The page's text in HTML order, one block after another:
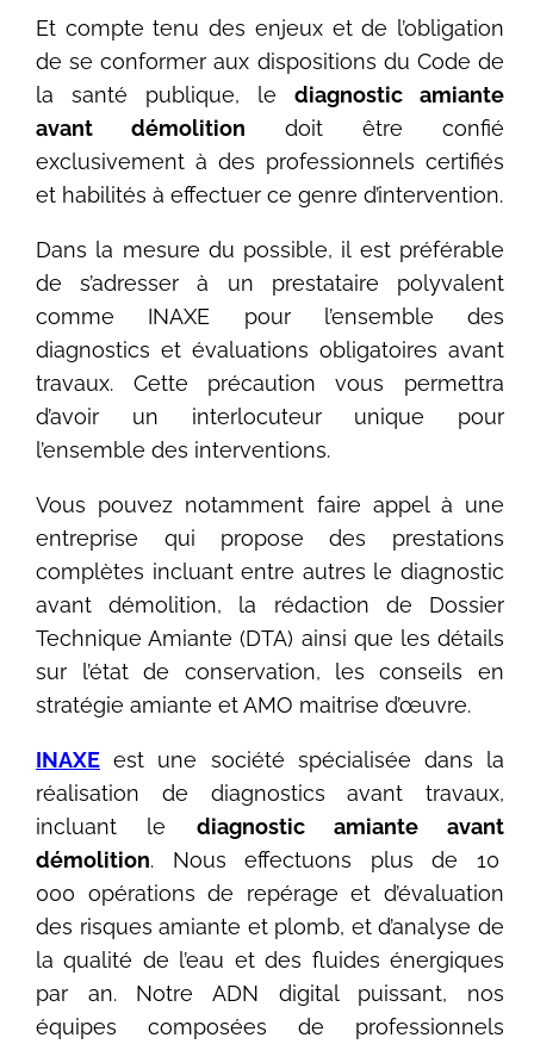
Et compte tenu des enjeux et de l’obligation
de se conformer aux dispositions du Code de
la santé publique, le diagnostic amiante
avant démolition doit être confié
exclusivement à des professionnels certifiés
et habilités à effectuer ce genre d’intervention.
Dans la mesure du possible, il est préférable
de s’adresser à un prestataire polyvalent
comme INAXE pour l’ensemble des
diagnostics et évaluations obligatoires avant
travaux. Cette précaution vous permettra
d’avoir un interlocuteur unique pour
l’ensemble des interventions.
Vous pouvez notamment faire appel à une
entreprise qui propose des prestations
complètes incluant entre autres le diagnostic
avant démolition, la rédaction de Dossier
Technique Amiante (DTA) ainsi que les détails
sur l’état de conservation, les conseils en
stratégie amiante et AMO maitrise d’œuvre.
INAXE est une société spécialisée dans la
réalisation de diagnostics avant travaux,
incluant le diagnostic amiante avant
démolition. Nous effectuons plus de 10
000 opérations de repérage et d’évaluation
des risques amiante et plomb, et d’analyse de
la qualité de l’eau et des fluides énergiques
par an. Notre ADN digital puissant, nos
équipes composées de professionnels